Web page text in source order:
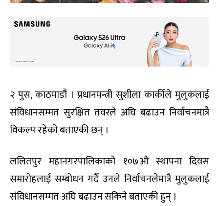
२ पुस, काठमाडौं । प्रधानमन्त्री सुशीला कार्कीले मुलुकलाई
संविधानसम्मत सुरक्षित तवरले अघि बढाउन निर्वाचनमात्रै
विकल्प रहेको बताएकी छन् ।
ललितपुर महानगरपालिकाको १०७औं स्थापना दिवस
समारोहलाई सम्बोधन गर्दै उनले निर्वाचनलेमात्रै मुलुकलाई
संविधानसम्मत अघि बढाउन सकिने बताएकी हुन् ।